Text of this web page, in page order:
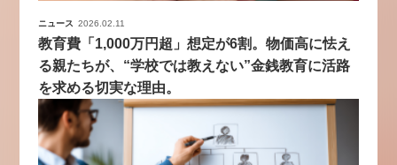
ニュース 2026.02.11
教育費「1,000万円超」想定が6割。物価高に怯え
る親たちが、“学校では教えない”金銭教育に活路
を求める切実な理由。